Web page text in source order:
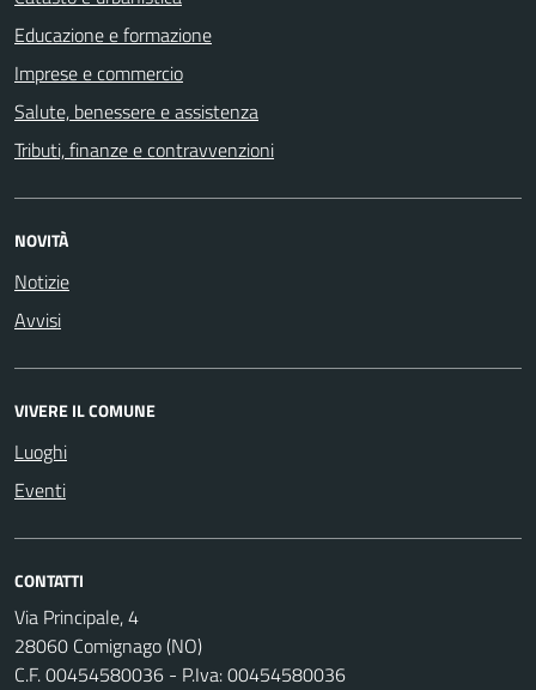
Educazione e formazione
Imprese e commercio
Salute, benessere e assistenza
Tributi, finanze e contravvenzioni
NOVITÀ
Notizie
Avvisi
VIVERE IL COMUNE
Luoghi
Eventi
CONTATTI
Via Principale, 4
28060 Comignago (NO)
C.F. 00454580036 - P.Iva: 00454580036